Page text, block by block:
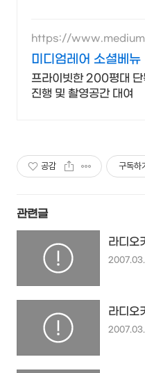
https://
m
미디엄레어 소셜베뉴
프라이빗한 200평대
진행 및 촬영공간 대여
공감 구독하
관련글
라디
라디